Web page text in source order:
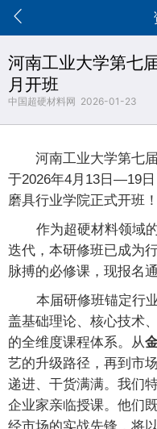

河南工业大学第七
月开班
中国超硬材料网 2026-01-23
河南工业大学第七届
于2026年4月13日—19
磨具行业学院正式开班！
作为超硬材料领域的
迭代，本研修班已成为
脉搏的必修课，现报名
本届研修班锚定行业
盖基础理论、核心技术
的全维度课程体系。从
艺的升级路径，再到市
递进、干货满满。我们
企业家亲临授课。他们